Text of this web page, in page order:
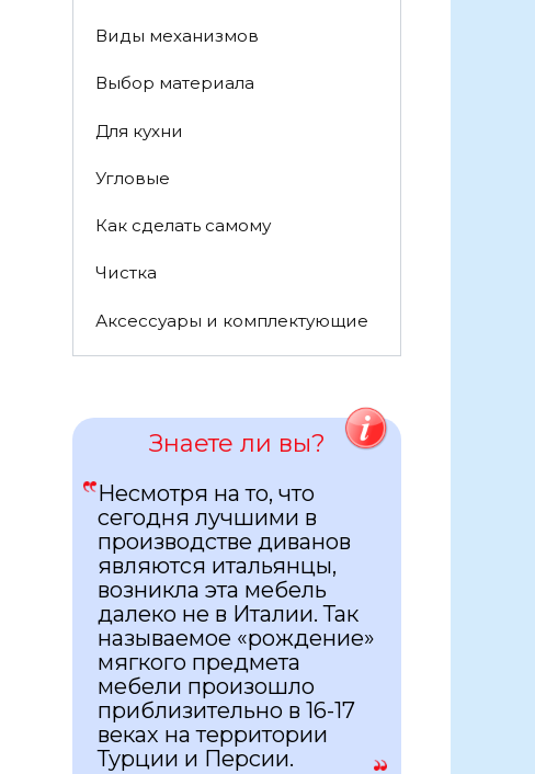
Виды механизмов
Выбор материала
Для кухни
Угловые
Как сделать самому
Чистка
Аксессуары и комплектующие
Знаете ли вы?
Несмотря на то, что
сегодня лучшими в
производстве диванов
являются итальянцы,
возникла эта мебель
далеко не в Италии. Так
называемое «рождение»
мягкого предмета
мебели произошло
приблизительно в 16-17
веках на территории
Турции и Персии.